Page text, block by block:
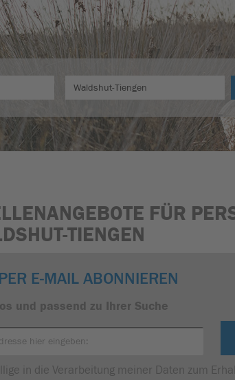
FÜR
TIENGEN
E-MAIL ABONNIEREN
und passend zu Ihrer Suche
in die Verarbeitung meiner Daten zum